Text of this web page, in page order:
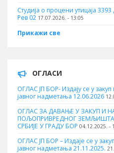
Студија о процени утицаја
Рев 02 17.07.2026. - 13:05
Прикажи све
ОГЛАСИ
ОГЛАС ЈП БОР- Издају се у
јавног надметања 12.06.2026
ОГЛАС ЗА ДАВАЊЕ У ЗАКУП И
ПОЉОПРИВРЕДНОГ ЗЕМЉИШТА
СРБИЈЕ У ГРАДУ БОР 04.12.2025. -
ОГЛАС ЈП БОР – Издаје се у
јавног надметања 21.11.2025.